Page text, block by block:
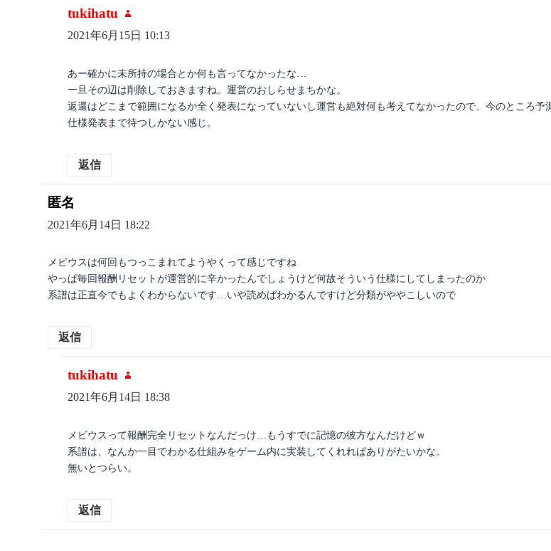
tukihatu
よ
り:
2021年6月15日 10:13
あー確かに未所持の場合とか何も言ってなかったな…
一旦その辺は削除しておきますね。運営のおしらせまちかな。
返還はどこまで範囲になるか全く発表になっていないし運営も絶対何も考えてなかったので、今のところ予
仕様発表まで待つしかない感じ。
返信
匿名
り:
2021年6月14日 18:22
メビウスは何回もつっこまれてようやくって感じですね
やっぱ毎回報酬リセットが運営的に辛かったんでしょうけど何故そういう仕様にしてしまったのか
系譜は正直今でもよくわからないです…いや読めばわかるんですけど分類がややこしいので
返信
tukihatu
よ
り:
2021年6月14日 18:38
メビウスって報酬完全リセットなんだっけ…もうすでに記憶の彼方なんだけどｗ
系譜は、なんか一目でわかる仕組みをゲーム内に実装してくれればありがたいかな。
無いとつらい。
返信